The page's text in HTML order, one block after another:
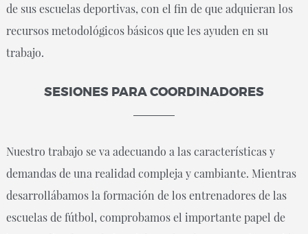
de sus escuelas deportivas, con el fin de que adquieran los
recursos metodológicos básicos que les ayuden en su
trabajo.
SESIONES PARA COORDINADORES
Nuestro trabajo se va adecuando a las características y
demandas de una realidad compleja y cambiante. Mientras
desarrollábamos la formación de los entrenadores de las
escuelas de fútbol, comprobamos el importante papel de